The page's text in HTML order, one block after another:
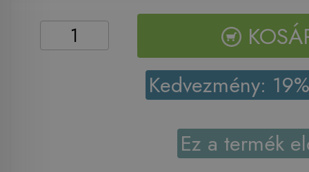
Kedvezmény:
Ez a termék